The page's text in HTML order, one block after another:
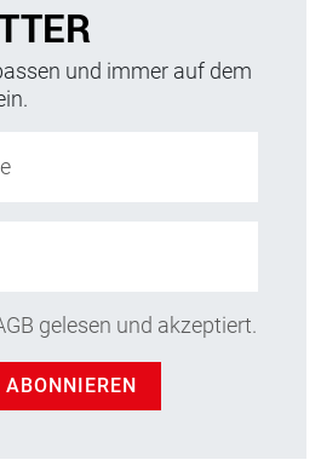
und immer auf dem
gelesen und akzeptiert.